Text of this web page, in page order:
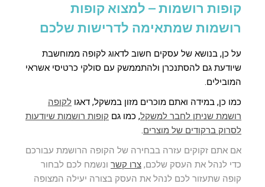
קופות רושמות – למצוא קופות
רושמות שמתאימה לדרישות שלכם
על כן, בנושא של עסקים חשוב לדאוג לקופה ממוחשבת
שיודעת גם להסתנכרן ולהתממשק עם סולקי כרטיסי אשראי
המובילים.
כמו כן, במידה ואתם מוכרים מזון במשקל, דאגו לקופה
רושמת שניתן לחבר למשקל, כמו גם קופות רושמות שיודעות
לסרוק ברקודים של מוצרים.
אם אתם זקוקים עזרה בבחירה של הקופה הרושמת עבורכם
כדי לנהל את העסק שלכם, צרו קשר ונשמח לכם לבחור
קופה שתעזור לכם לנהל את העסק בצורה יעילה המצופה